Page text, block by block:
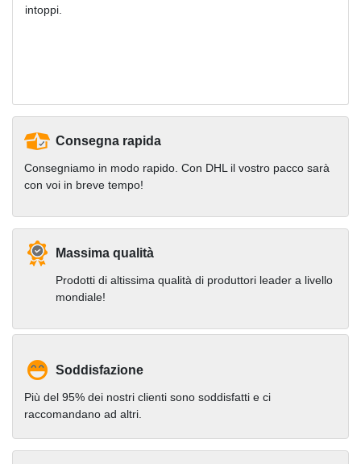
intoppi.
Consegna rapida
Consegniamo in modo rapido. Con DHL il vostro pacco sarà
con voi in breve tempo!
Massima qualità
Prodotti di altissima qualità di produttori leader a livello
mondiale!
Soddisfazione
Più del 95% dei nostri clienti sono soddisfatti e ci
raccomandano ad altri.